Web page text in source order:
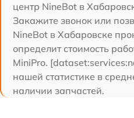
центр NineBot в
Закажите звонок или
NineBot в Хабаровске
определит стоимость
MiniPro.
нашей статистике в
наличии запчастей.